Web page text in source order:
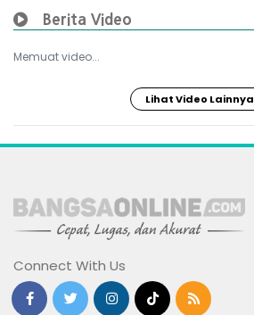
Berita Video
Memuat video...
Lihat Video Lainnya
Connect With Us